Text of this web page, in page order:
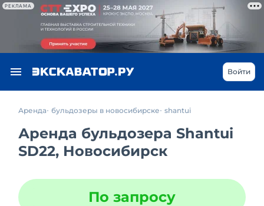
РЕКЛАМА
Войти
Аренда бульдозеры в новосибирске shantui
Аренда бульдозера Shantui
SD22, Новосибирск
По запросу